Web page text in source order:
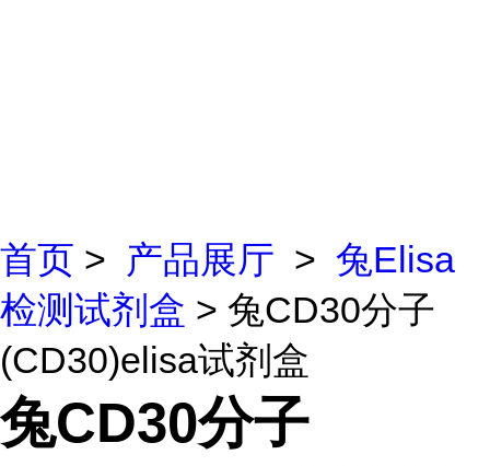
首页 > 产品展厅 > 兔Elisa
检测试剂盒 > 兔CD30分子
(CD30)elisa试剂盒
兔CD30分子